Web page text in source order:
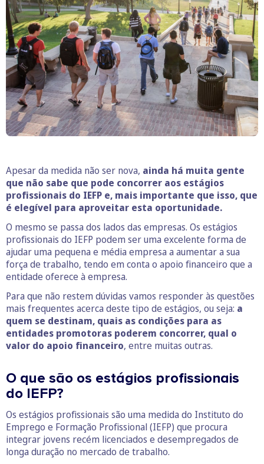
Apesar da medida não ser nova, ainda há muita gente
que não sabe que pode concorrer aos estágios
profissionais do IEFP e, mais importante que isso, que
é elegível para aproveitar esta oportunidade.
O mesmo se passa dos lados das empresas. Os estágios
profissionais do IEFP podem ser uma excelente forma de
ajudar uma pequena e média empresa a aumentar a sua
força de trabalho, tendo em conta o apoio financeiro que a
entidade oferece à empresa.
Para que não restem dúvidas vamos responder às questões
mais frequentes acerca deste tipo de estágios, ou seja: a
quem se destinam, quais as condições para as
entidades promotoras poderem concorrer, qual o
valor do apoio financeiro, entre muitas outras.
O que são os estágios profissionais
do IEFP?
Os estágios profissionais são uma medida do Instituto do
Emprego e Formação Profissional (IEFP) que procura
integrar jovens recém licenciados e desempregados de
longa duração no mercado de trabalho.